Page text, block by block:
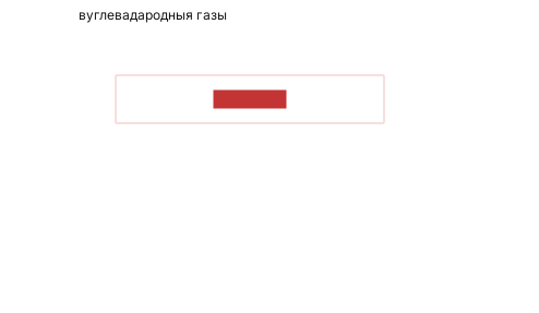
вуглевадародныя газы